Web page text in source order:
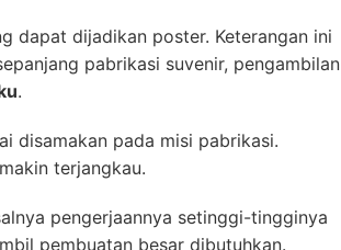
dapat dijadikan poster. Keterangan ini
pabrikasi suvenir, pengambilan
.
disamakan pada misi pabrikasi.
terjangkau.
pengerjaannya setinggi-tingginya
pembuatan besar dibutuhkan.